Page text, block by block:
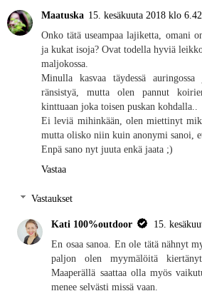
Maatuska 15. kesäkuuta 2018 klo 6.42
Onko tätä useampaa lajiketta, omani
ja kukat isoja? Ovat todella hyviä
maljokossa.
Minulla kasvaa täydessä
ränsistyä, mutta olen pannut
kinttuaan joka toisen puskan kohdalla..
Ei leviä mihinkään, olen miettinyt
mutta olisko niin kuin anonymi sanoi,
Enpä sano nyt juuta enkä jaata ;)
Vastaa
Vastaukset
Kati 100%outdoor
15.
En osaa sanoa. En ole tätä nähnyt
paljon olen myymälöitä
Maaperällä saattaa olla myös
menee selvästi missä vaan.